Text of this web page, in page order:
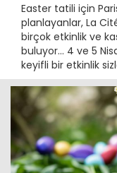
Easter tatili için
planlayanlar, La
birçok etkinlik ve
buluyor… 4 ve 5
keyifli bir etkinlik